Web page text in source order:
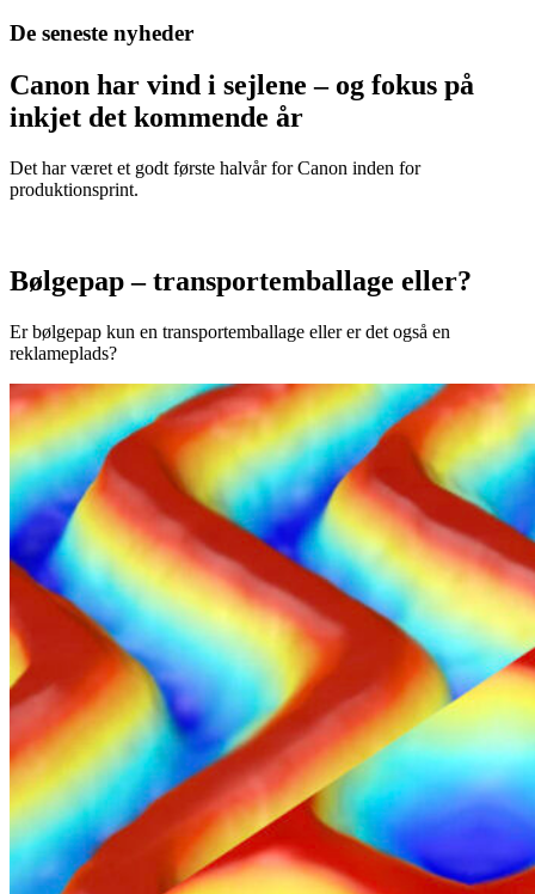
De seneste nyheder
Canon har vind i sejlene – og fokus på
inkjet det kommende år
Det har været et godt første halvår for Canon inden for
produktionsprint.
Bølgepap – transportemballage eller?
Er bølgepap kun en transportemballage eller er det også en
reklameplads?